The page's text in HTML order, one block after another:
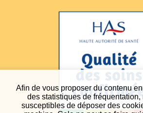
Afin de vous proposer du contenu
des statistiques de fréquentation,
susceptibles de déposer des